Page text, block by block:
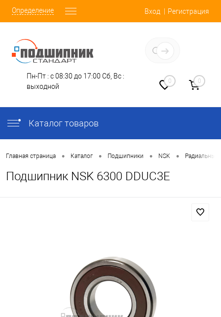
Определение Вход Регистрация
Пн-Пт : с 08:30 до 17:00 Сб, Вс :
выходной
0 0
Каталог товаров
Главная страница • Каталог • Подшипники • NSK •
Подшипник NSK 6300 DDUC3E